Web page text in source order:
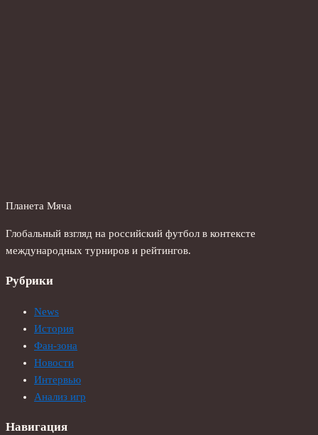
Планета Мяча
Глобальный взгляд на российский футбол в контексте
международных турниров и рейтингов.
Рубрики
News
История
Фан-зона
Новости
Интервью
Анализ игр
Навигация